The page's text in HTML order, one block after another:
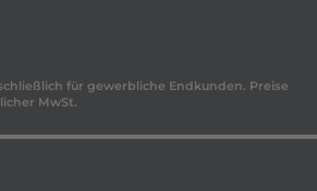
für gewerbliche Endkunden. Preise
MwSt.